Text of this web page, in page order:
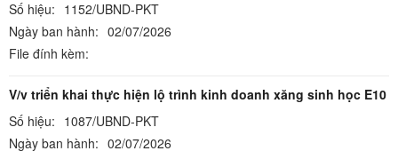
Số hiệu: 1152/UBND-PKT
Ngày ban hành: 02/07/2026
File đính kèm:
V/v triển khai thực hiện lộ trình kinh doanh xăng sinh học E10
Số hiệu: 1087/UBND-PKT
Ngày ban hành: 02/07/2026